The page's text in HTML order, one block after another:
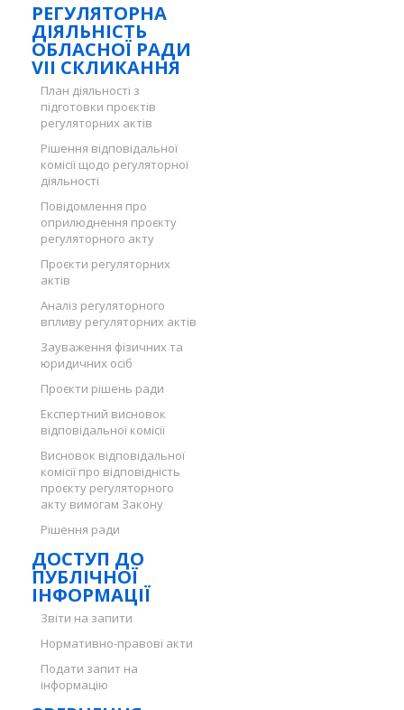
РЕГУЛЯТОРНА
ДІЯЛЬНІСТЬ
ОБЛАСНОЇ РАДИ
VII СКЛИКАННЯ
План діяльності з
підготовки проєктів
регуляторних актів
Рішення відповідальної
комісії щодо регуляторної
діяльності
Повідомлення про
оприлюднення проєкту
регуляторного акту
Проєкти регуляторних
актів
Аналіз регуляторного
впливу регуляторних актів
Зауваження фізичних та
юридичних осіб
Проєкти рішень ради
Експертний висновок
відповідальної комісії
Висновок відповідальної
комісії про відповідність
проєкту регуляторного
акту вимогам Закону
Рішення ради
ДОСТУП ДО
ПУБЛІЧНОЇ
ІНФОРМАЦІЇ
Звіти на запити
Нормативно-правові акти
Подати запит на
інформацію